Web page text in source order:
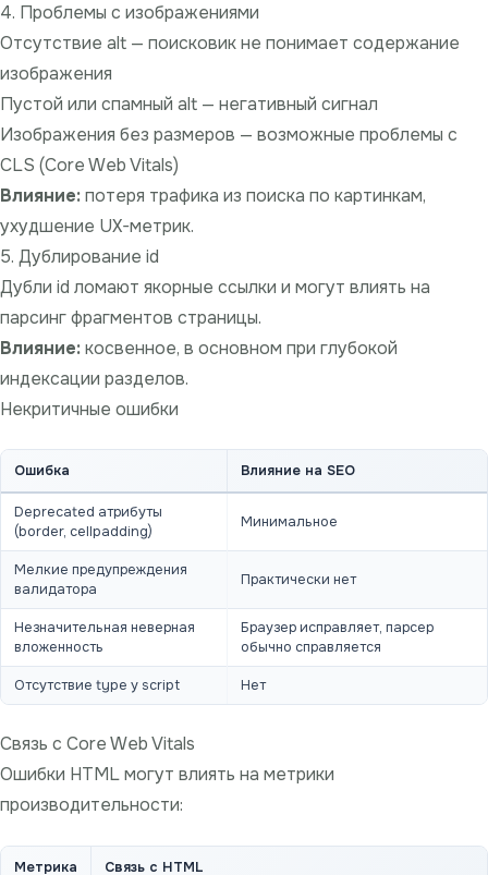
4. Проблемы с изображениями
Отсутствие alt — поисковик не понимает содержание
изображения
Пустой или спамный alt — негативный сигнал
Изображения без размеров — возможные проблемы с
CLS (Core Web Vitals)
Влияние:потеря трафика из поиска по картинкам,
ухудшение UX-метрик.
5. Дублирование id
Дубли id ломают якорные ссылки и могут влиять на
парсинг фрагментов страницы.
Влияние:косвенное, в основном при глубокой
индексации разделов.
Некритичные ошибки
Ошибка Влияние на SEO
Deprecated атрибуты
(border, cellpadding)
Минимальное
Мелкие предупреждения
валидатора
Практически нет
Незначительная неверная
вложенность
Браузер исправляет, парсер
обычно справляется
Отсутствие type у script Нет
Связь с Core Web Vitals
Ошибки HTML могут влиять на метрики
производительности:
Метрика Связь с HTML